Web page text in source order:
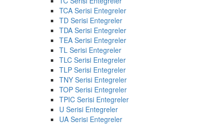
TCA Serisi Entegreler
TD Serisi Entegreler
TDA Serisi Entegreler
TEA Serisi Entegreler
TL Serisi Entegreler
TLC Serisi Entegreler
TLP Serisi Entegreler
TNY Serisi Entegreler
TOP Serisi Entegreler
TPIC Serisi Entegreler
U Serisi Entegreler
UA Serisi Entegreler